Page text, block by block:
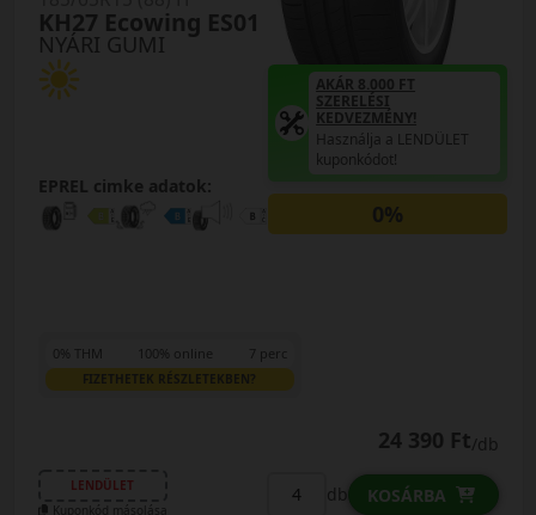
NYÁRI GUMI
KH27 Ecowing ES01
EPREL cimke adatok:
AKÁR 8.000 FT
SZERELÉSI
KEDVEZMÉNY!
Használja a LENDÜLET
kuponkódot!
0%
0% THM 100% online 7 perc
FIZETHETEK RÉSZLETEKBEN?
24 390 Ft/db
LENDÜLET
Kuponkód másolása
db KOSÁRBA